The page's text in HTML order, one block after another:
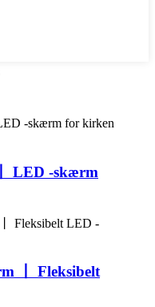
LED -skærm
丨 Fleksibelt